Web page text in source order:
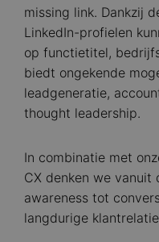
missing link. Dankzij
LinkedIn-profielen
op functietitel,
biedt ongekende
leadgeneratie,
thought leadership.
In combinatie met
CX denken we vanuit
awareness tot
langdurige